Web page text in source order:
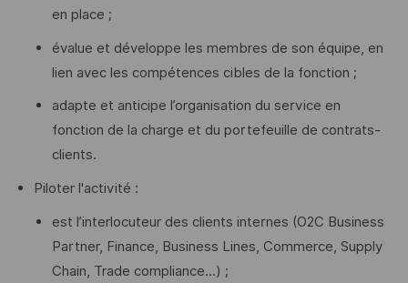
en place ;
évalue et développe les membres de son équipe, en
lien avec les compétences cibles de la fonction ;
adapte et anticipe l’organisation du service en
fonction de la charge et du portefeuille de contrats-
clients.
Piloter l'activité :
est l’interlocuteur des clients internes (O2C Business
Partner, Finance, Business Lines, Commerce, Supply
Chain, Trade compliance...) ;